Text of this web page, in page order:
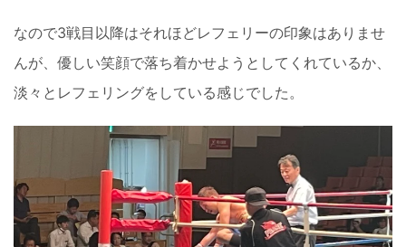
なので3戦目以降はそれほどレフェリーの印象はありませ
んが、優しい笑顔で落ち着かせようとしてくれているか、
淡々とレフェリングをしている感じでした。